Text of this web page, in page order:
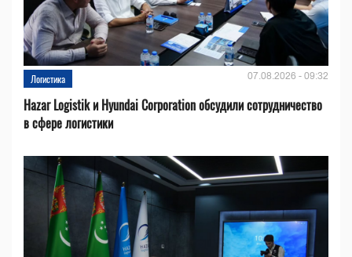
Логистика 07.08.2026 - 09:32
Hazar Logistik и Hyundai Corporation обсудили сотрудничество
в сфере логистики